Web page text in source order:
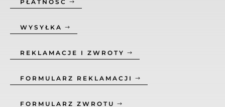
PŁATNOŚĆ
WYSYŁKA
REKLAMACJE I ZWROTY
FORMULARZ REKLAMACJI
FORMULARZ ZWROTU